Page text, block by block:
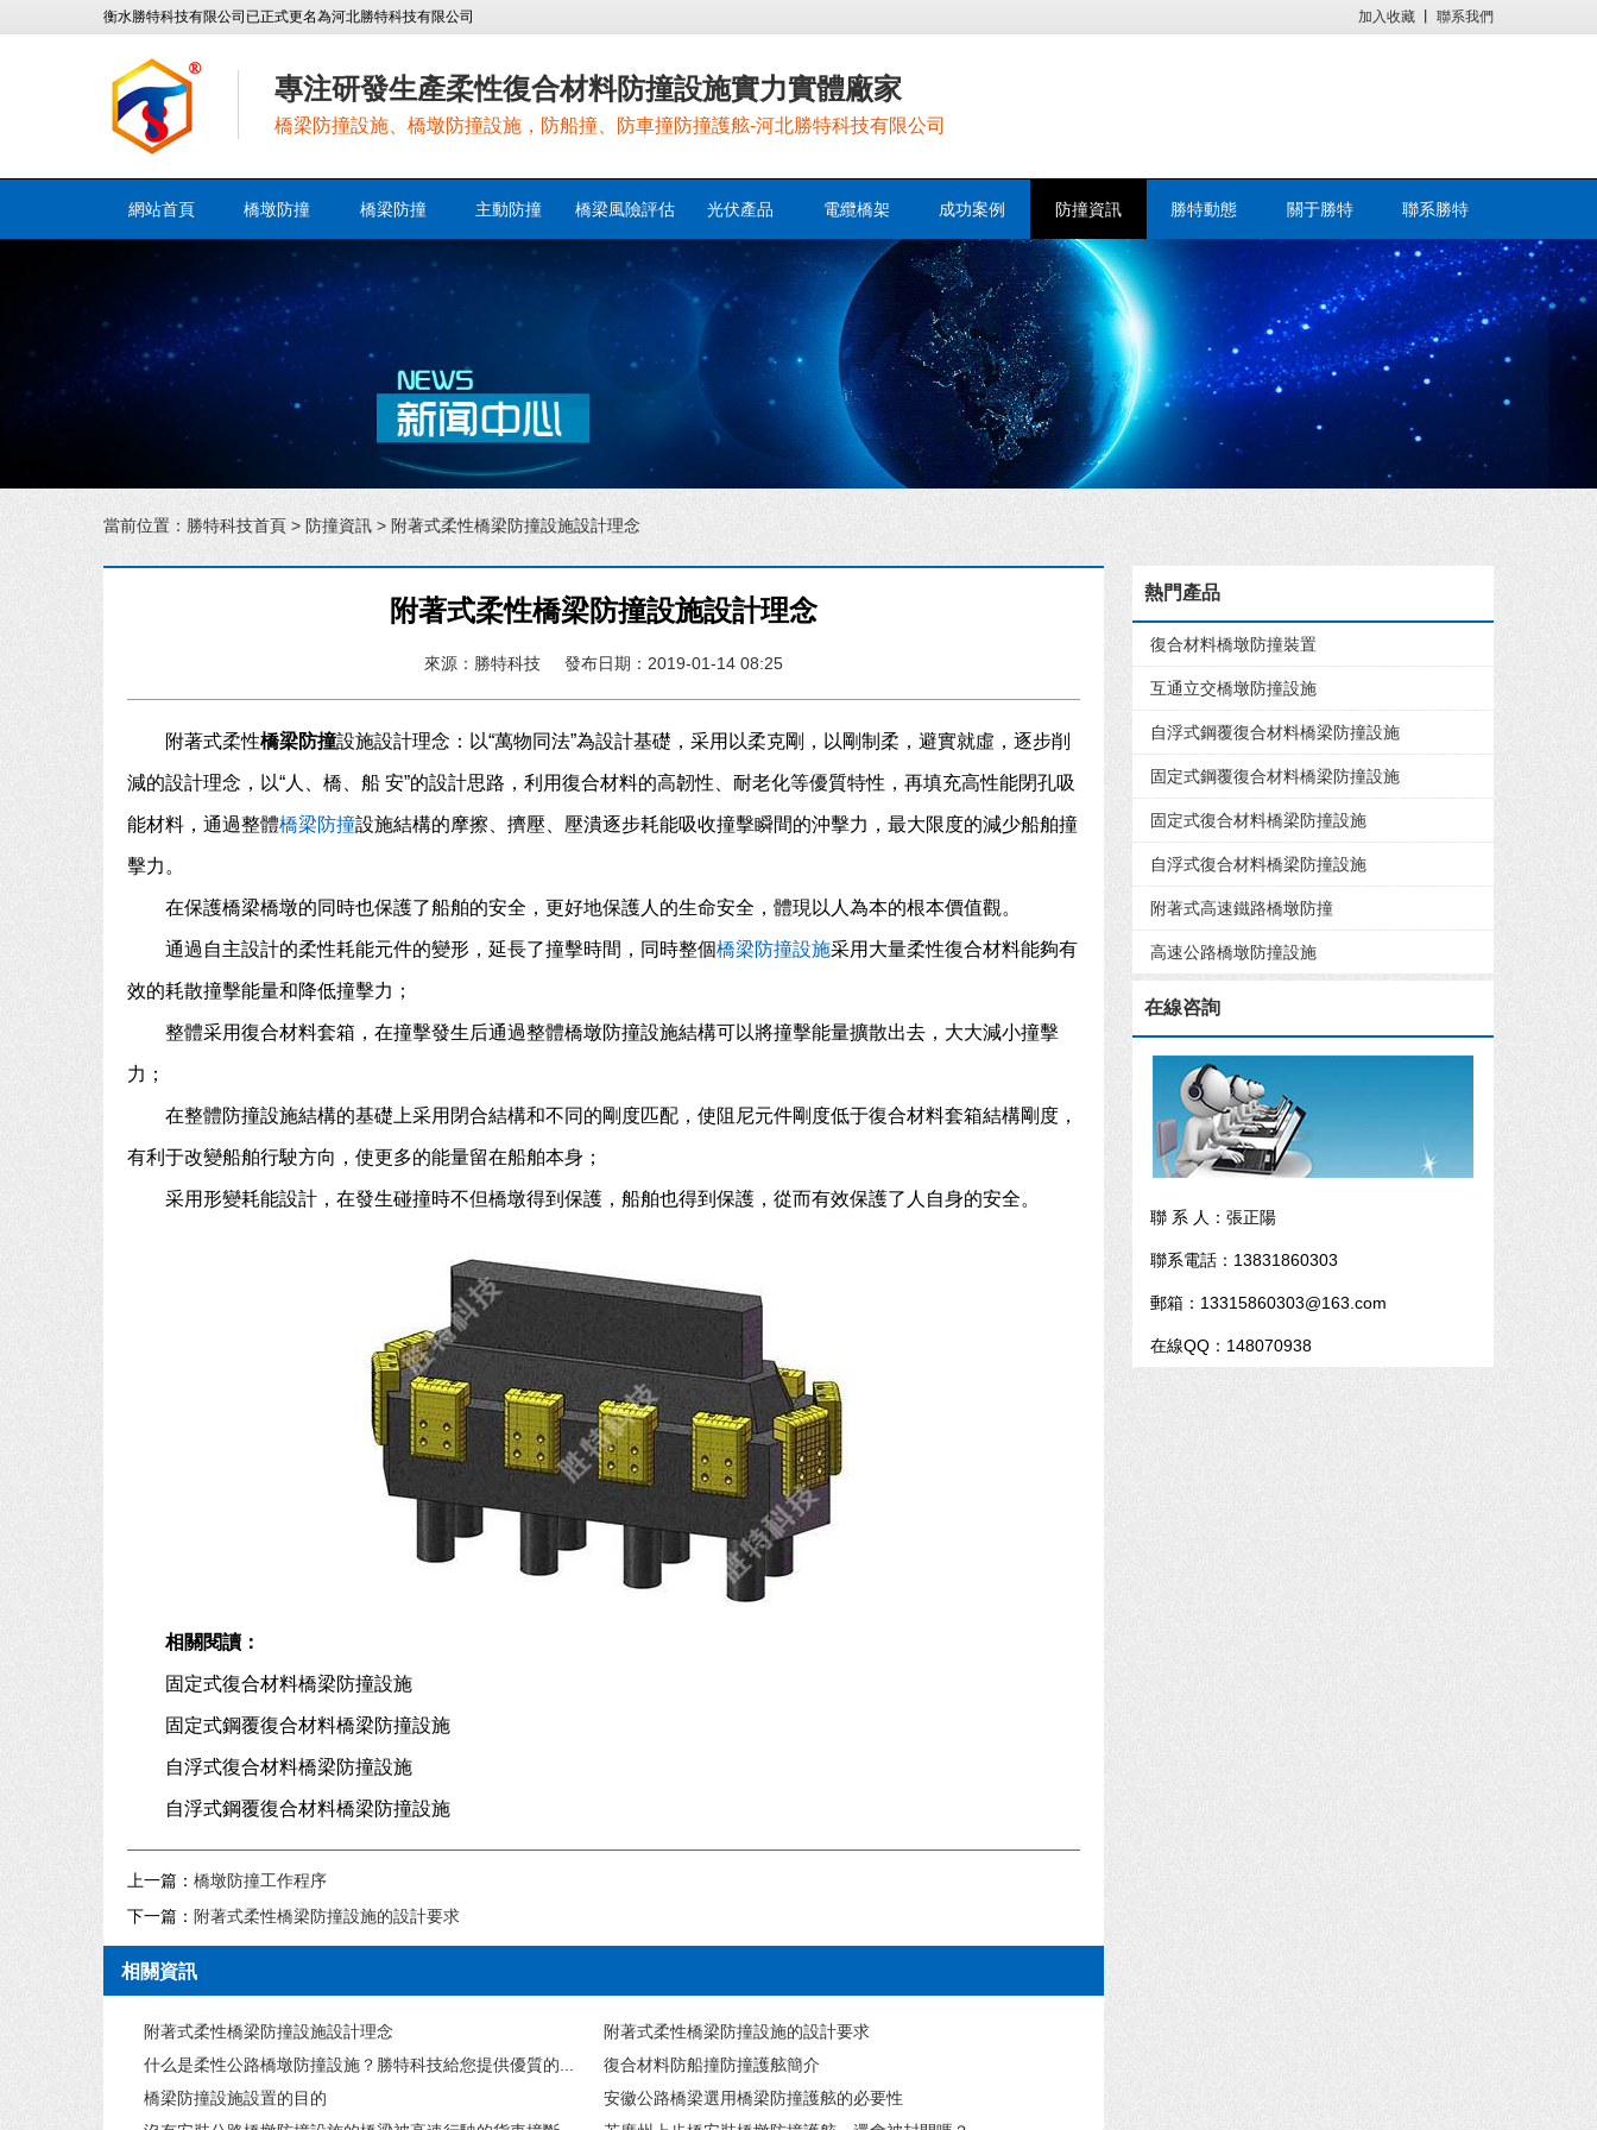
衡水勝特科技有限公司已正式更名為河北勝特科技有限公司 加入收藏 聯系我們
專注研發生產柔性復合材料防撞設施實力實體廠家
橋梁防撞設施、橋墩防撞設施，防船撞、防車撞防撞護舷-河北勝特科技有限公司
網站首頁 橋墩防撞 橋梁防撞 主動防撞 橋梁風險評估 光伏產品 電纜橋架 成功案例 防撞資訊 勝特動態 關于勝特 聯系勝特
當前位置： 勝特科技首頁 > 防撞資訊 > 附著式柔性橋梁防撞設施設計理念
附著式柔性橋梁防撞設施設計理念
來源：勝特科技 發布日期：2019-01-14 08:25
附著式柔性橋梁防撞設施設計理念：以“萬物同法”為設計基礎，采用以柔克剛，以剛制柔，避實就虛，逐步削
減的設計理念，以“人、橋、船 安”的設計思路，利用復合材料的高韌性、耐老化等優質特性，再填充高性能閉孔吸
能材料，通過整體橋梁防撞設施結構的摩擦、擠壓、壓潰逐步耗能吸收撞擊瞬間的沖擊力，最大限度的減少船舶撞
擊力。
在保護橋梁橋墩的同時也保護了船舶的安全，更好地保護人的生命安全，體現以人為本的根本價值觀。
通過自主設計的柔性耗能元件的變形，延長了撞擊時間，同時整個橋梁防撞設施采用大量柔性復合材料能夠有
效的耗散撞擊能量和降低撞擊力；
整體采用復合材料套箱，在撞擊發生后通過整體橋墩防撞設施結構可以將撞擊能量擴散出去，大大減小撞擊
力；
在整體防撞設施結構的基礎上采用閉合結構和不同的剛度匹配，使阻尼元件剛度低于復合材料套箱結構剛度，
有利于改變船舶行駛方向，使更多的能量留在船舶本身；
采用形變耗能設計，在發生碰撞時不但橋墩得到保護，船舶也得到保護，從而有效保護了人自身的安全。
相關閱讀：
固定式復合材料橋梁防撞設施
固定式鋼覆復合材料橋梁防撞設施
自浮式復合材料橋梁防撞設施
自浮式鋼覆復合材料橋梁防撞設施
上一篇： 橋墩防撞工作程序
下一篇： 附著式柔性橋梁防撞設施的設計要求
相關資訊
附著式柔性橋梁防撞設施設計理念
附著式柔性橋梁防撞設施的設計要求
什么是柔性公路橋墩防撞設施？勝特科技給您提供優質的...
復合材料防船撞防撞護舷簡介
橋梁防撞設施設置的目的
安徽公路橋梁選用橋梁防撞護舷的必要性
熱門產品
復合材料橋墩防撞裝置
互通立交橋墩防撞設施
自浮式鋼覆復合材料橋梁防撞設施
固定式鋼覆復合材料橋梁防撞設施
固定式復合材料橋梁防撞設施
自浮式復合材料橋梁防撞設施
附著式高速鐵路橋墩防撞
高速公路橋墩防撞設施
在線咨詢
聯 系 人：張正陽
聯系電話：13831860303
郵箱：13315860303@163.com
在線QQ：148070938